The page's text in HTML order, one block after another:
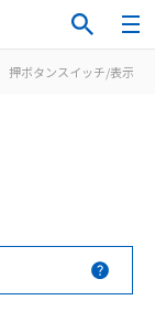
押ボタンスイッチ/表示灯